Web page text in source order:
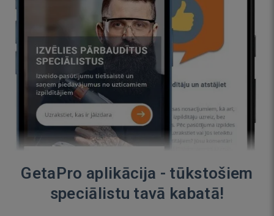
GetaPro aplikācija - tūkstošiem
speciālistu tavā kabatā!